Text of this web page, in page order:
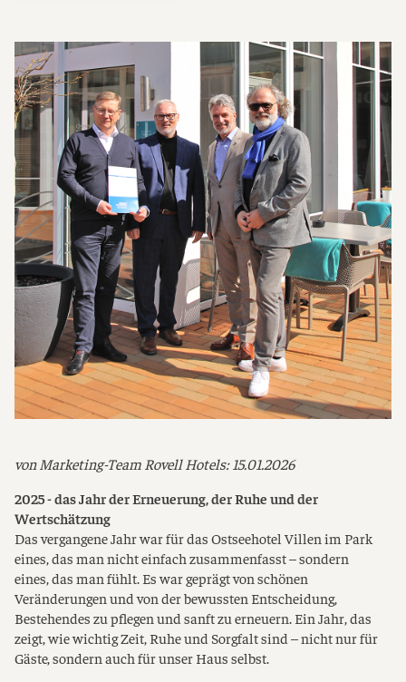
von Marketing-Team Rovell Hotels: 15.01.2026
2025 - das Jahr der Erneuerung, der Ruhe und der
Wertschätzung
Das vergangene Jahr war für das Ostseehotel Villen im Park
eines, das man nicht einfach zusammenfasst – sondern
eines, das man fühlt. Es war geprägt von schönen
Veränderungen und von der bewussten Entscheidung,
Bestehendes zu pflegen und sanft zu erneuern. Ein Jahr, das
zeigt, wie wichtig Zeit, Ruhe und Sorgfalt sind – nicht nur für
Gäste, sondern auch für unser Haus selbst.